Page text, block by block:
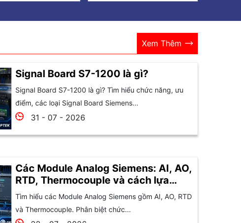
Xem Thêm
Signal Board S7-1200 là gì?
Signal Board S7-1200 là gì? Tìm hiểu chức năng, ưu
điểm, các loại Signal Board Siemens...
31 - 07 - 2026
Các Module Analog Siemens: AI, AO,
RTD, Thermocouple và cách lựa
chọn
Tìm hiểu các Module Analog Siemens gồm AI, AO, RTD
và Thermocouple. Phân biệt chức...